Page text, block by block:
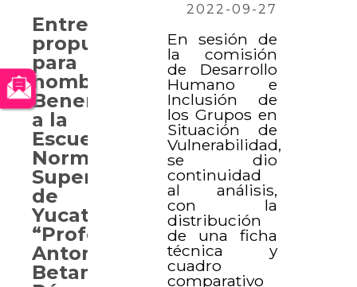
2022-09-27
En sesión de
la comisión
de Desarrollo
Humano e
Inclusión de
los Grupos en
Situación de
Vulnerabilidad,
se dio
continuidad
al análisis,
con la
distribución
de una ficha
técnica y
cuadro
comparativo
Entregan
propuesta
para
nombrar
Benemérita
a la
Escuela
Normal
Superior
de
Yucatán
“Profesor
Antonio
Betancourt